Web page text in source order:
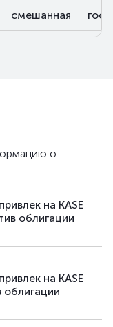
смешанная
о
на KASE
облигации
на KASE